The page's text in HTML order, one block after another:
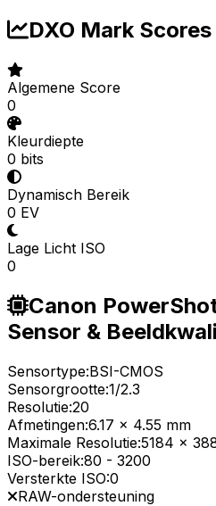
DXO Mark Scores
Algemene Score
0
Kleurdiepte
0 bits
Dynamisch Bereik
0 EV
Lage Licht ISO
0
Canon
Sensor &
Sensortype:BSI-CMOS
Sensorgrootte:1/2.3
Resolutie:20
Afmetingen:6.17 x 4.55 mm
Maximale Resolutie:5184 x
ISO-bereik:80 - 3200
Versterkte ISO:0
RAW-ondersteuning